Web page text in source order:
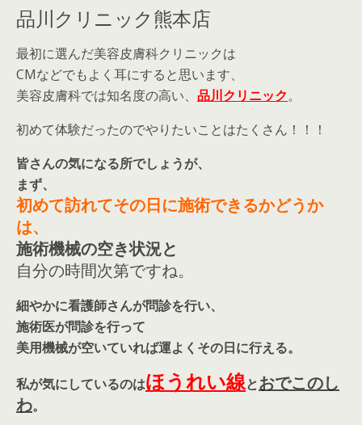
品川クリニック熊本店
最初に選んだ美容皮膚科クリニックは
CMなどでもよく耳にすると思います、
美容皮膚科では知名度の高い、 品川クリニック。
初めて体験だったのでやりたいことはたくさん！！！
皆さんの気になる所でしょうが、
まず、
初めて訪れてその日に施術できるかどうか
は、
施術機械の空き状況と
自分の時間次第ですね。
細やかに看護師さんが問診を行い、
施術医が問診を行って
美用機械が空いていれば運よくその日に行える。
私が気にしているのはほうれい線とおでこのし
わ。